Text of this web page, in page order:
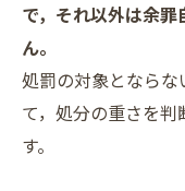
で，それ以外は余
ん。
処罰の対象となら
て，処分の重さを
す。